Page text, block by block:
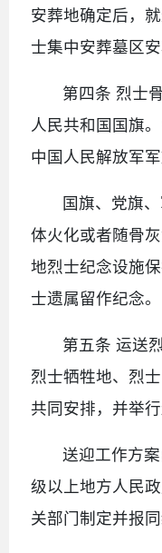
安葬地确定后，
士集中安葬墓区安
第四条 烈士
人民共和国国旗
中国人民解放军
国旗、党旗
体火化或者随骨
地烈士纪念设施
士遗属留作纪念。
第五条 运送
烈士牺牲地、烈
共同安排，并举行
送迎工作方
级以上地方人民
关部门制定并报